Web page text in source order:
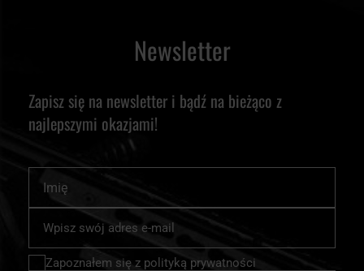
Newsletter
Zapisz się na newsletter i bądź na bieżąco z
najlepszymi okazjami!
nasz
newsletter:
Zapoznałem się z polityką prywatności